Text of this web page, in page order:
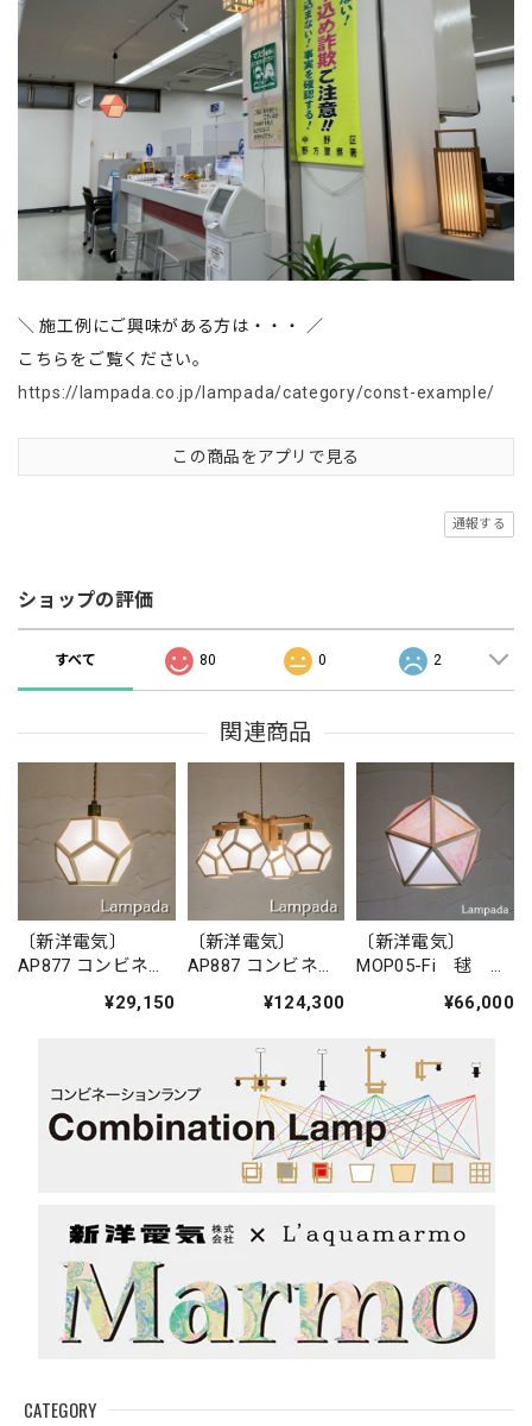
CATEGORY
＼ 施工例にご興味がある方は・・・ ／
こちらをご覧ください。
https://lampada.co.jp/lampada/category/const-example/
この商品をアプリで見る
通報する
ショップの評価
すべて 80 0 2
関連商品
〔新洋電気〕
AP877 コンビネー
ンダントライト
¥29,150
〔新洋電気〕
AP887 コンビネー
ャンデリア 求
¥124,300
〔新洋電気〕
MOP05-Fi 毬
ォール＋Fiore・
花
¥66,000